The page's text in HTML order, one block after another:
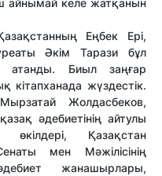
айнымай келе жатқанын
Еңбек Ері,
Әкім Тарази бұл
атанды. Биыл заңғар
жүздестік.
Жолдасбеков,
әдебиетінің айтулы
Қазақстан
мен Мәжілісінің
жанашырлары,